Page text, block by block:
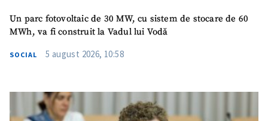
Un parc fotovoltaic de 30 MW, cu sistem de stocare de 60
MWh, va fi construit la Vadul lui Vodă
SOCIAL 5 august 2026, 10:58